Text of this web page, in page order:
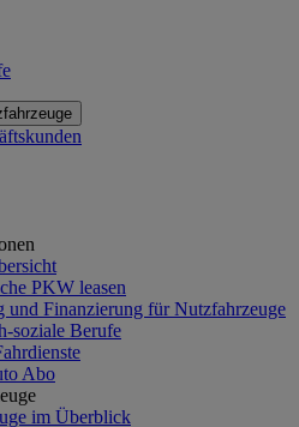
PKW leasen
und Finanzierung für Nutzfahrzeuge
soziale Berufe
Abo
im Überblick